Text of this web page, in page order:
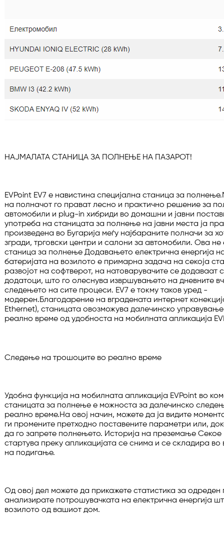
НАЈМАЛАТА СТАНИЦА ЗА ПОЛНЕЊЕ НА ПАЗАРОТ!
EVPoint EV7 е навистина специјална станица за
на полначот го прават лесно и практично решение за
автомобили и plug-in хибриди во домашни и јавни
употреба на станицата за полнење на јавни места ја
произведена во Бугарија меѓу најбараните полначи за
згради, трговски центри и салони за автомобили. Ова
станица за полнење Додавањето електрична енергија
батеријата на возилото е примарна задача на секоја
развојот на софтверот, на натоварувачите се додаваат
додатоци, што го олеснува извршувањето на дневните
следењето на сите процеси. EV7 е токму таков уред -
модерен.Благодарение на вградената интернет
Ethernet), станицата овозможува далечинско
реално време од удобноста на мобилната апликација
Следење на трошоците во реално време
Удобна функција на мобилната апликација EVPoint во
станицата за полнење е можноста за далечинско
реално време.На овој начин, можете да ја видите
ги промените претходно поставените параметри или,
да го запрете полнењето. Историја на преземање
стартува преку апликацијата се снима и се складира во
на подигање.
Од овој дел можете да прикажете статистика за одреден
анализирате потрошувачката на електрична енергија
возилото од вашиот дом.